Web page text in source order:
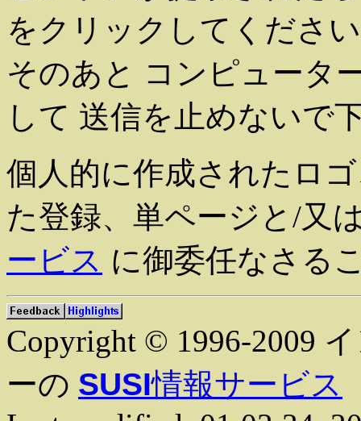
をクリックしてくださ
そのあと コンピュータ
して 送信を止めないで
個人的に作成されたロ
た登録、単ページと/又
ービス に御委任なさる
Copyright © 1996-2009
ーの SUSI情報サービス